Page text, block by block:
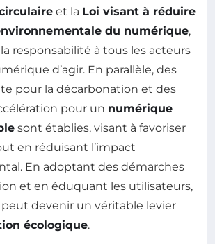
et la Loi visant à réduire
du numérique,
responsabilité à tous les acteurs
d’agir. En parallèle, des
pour la décarbonation et des
pour un numérique
sont établies, visant à favoriser
en réduisant l’impact
En adoptant des démarches
et en éduquant les utilisateurs,
devenir un véritable levier
écologique.